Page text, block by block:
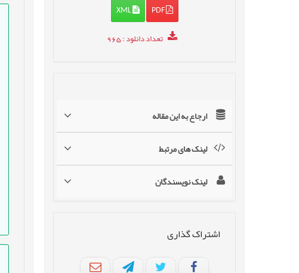
PDF
XML
تعداد دانلود: 965
ارجاع به این مقاله
لینک های مرتبط
لینک نویسندگان
اشتراک گذاری